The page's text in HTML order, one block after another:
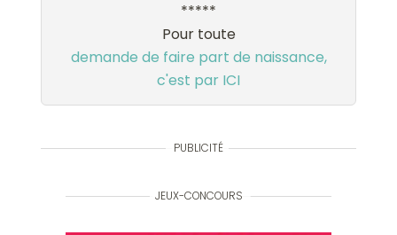
*****
Pour toute
demande de faire part de naissance,
c'est par ICI
PUBLICITÉ
JEUX-CONCOURS